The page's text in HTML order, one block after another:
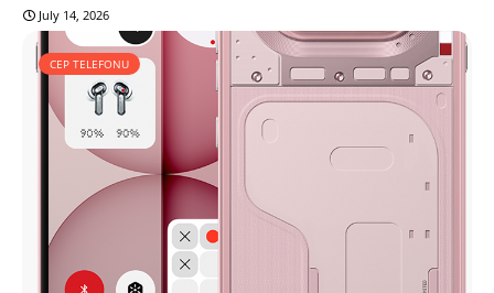
July 14, 2026
CEP TELEFONU